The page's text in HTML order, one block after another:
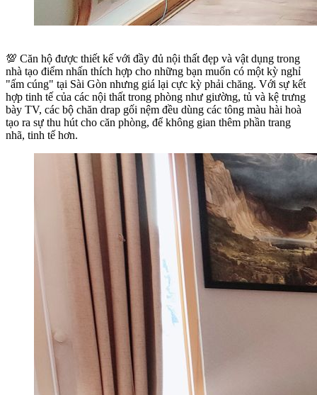
💯 Căn hộ được thiết kế với đầy đủ nội thất đẹp và vật dụng trong
nhà tạo điểm nhấn thích hợp cho những bạn muốn có một kỳ nghỉ
"ấm cúng" tại Sài Gòn nhưng giá lại cực kỳ phải chăng. Với sự kết
hợp tinh tế của các nội thất trong phòng như giường, tủ và kệ trưng
bày TV, các bộ chăn drap gối nệm đều dùng các tông màu hài hoà
tạo ra sự thu hút cho căn phòng, để không gian thêm phần trang
nhã, tinh tế hơn.